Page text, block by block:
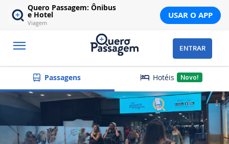
Quero Passagem: Ônibus
e Hotel
Viagem
USAR O APP
ENTRAR
Passagens Hotéis Novo!